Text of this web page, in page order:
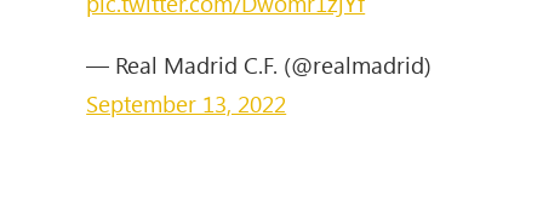
— Real Madrid C.F. (@realmadrid)
September 13, 2022